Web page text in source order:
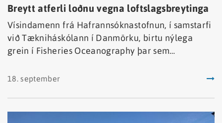
Breytt atferli loðnu vegna loftslagsbreytinga
Vísindamenn frá Hafrannsóknastofnun, í samstarfi
við Tækniháskólann í Danmörku, birtu nýlega
grein í Fisheries Oceanography þar sem
loftlagsbreytinga var rannsökuð. Í greininni kemur
og farleiðum loðnu.
18. september